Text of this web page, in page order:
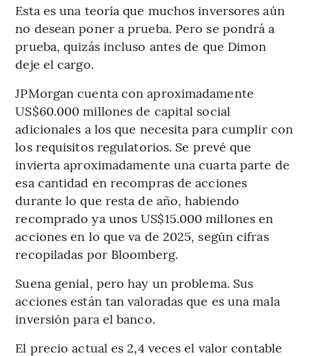
Esta es una teoría que muchos inversores aún
no desean poner a prueba. Pero se pondrá a
prueba, quizás incluso antes de que Dimon
deje el cargo.
JPMorgan cuenta con aproximadamente
US$60.000 millones de capital social
adicionales a los que necesita para cumplir con
los requisitos regulatorios. Se prevé que
invierta aproximadamente una cuarta parte de
esa cantidad en recompras de acciones
durante lo que resta de año, habiendo
recomprado ya unos US$15.000 millones en
acciones en lo que va de 2025, según cifras
recopiladas por Bloomberg.
Suena genial, pero hay un problema. Sus
acciones están tan valoradas que es una mala
inversión para el banco.
El precio actual es 2,4 veces el valor contable